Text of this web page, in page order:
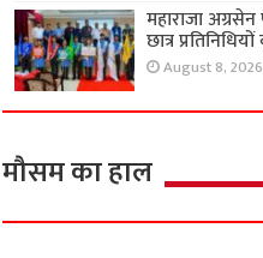
महाराजा
छात्र
August 8, 2026
मौसम का हाल